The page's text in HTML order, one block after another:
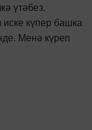
үтәбез.
күпер башка
Менә күреп